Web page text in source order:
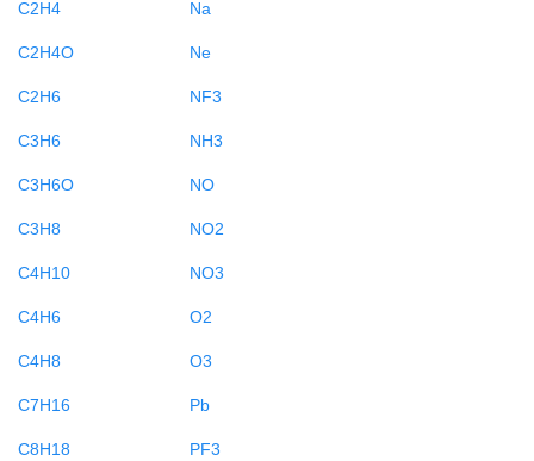
C2H4
C2H4O
C2H6
C3H6
C3H6O
C3H8
C4H10
C4H6
C4H8
C7H16
C8H18
Na
Ne
NF3
NH3
NO
NO2
NO3
O2
O3
Pb
PF3